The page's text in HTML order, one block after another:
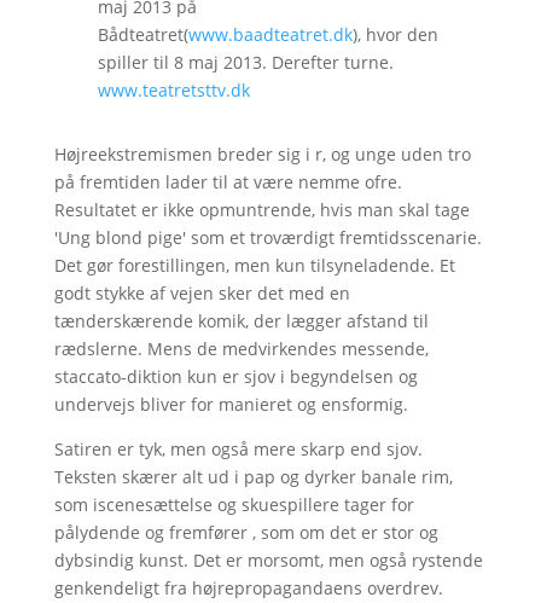
maj 2013 på
Bådteatret(www.baadteatret.dk), hvor den
spiller til 8 maj 2013. Derefter turne.
www.teatretsttv.dk
Højreekstremismen breder sig i r, og unge uden tro
på fremtiden lader til at være nemme ofre.
Resultatet er ikke opmuntrende, hvis man skal tage
'Ung blond pige' som et troværdigt fremtidsscenarie.
Det gør forestillingen, men kun tilsyneladende. Et
godt stykke af vejen sker det med en
tænderskærende komik, der lægger afstand til
rædslerne. Mens de medvirkendes messende,
staccato-diktion kun er sjov i begyndelsen og
undervejs bliver for manieret og ensformig.
Satiren er tyk, men også mere skarp end sjov.
Teksten skærer alt ud i pap og dyrker banale rim,
som iscenesættelse og skuespillere tager for
pålydende og fremfører , som om det er stor og
dybsindig kunst. Det er morsomt, men også rystende
genkendeligt fra højrepropagandaens overdrev.